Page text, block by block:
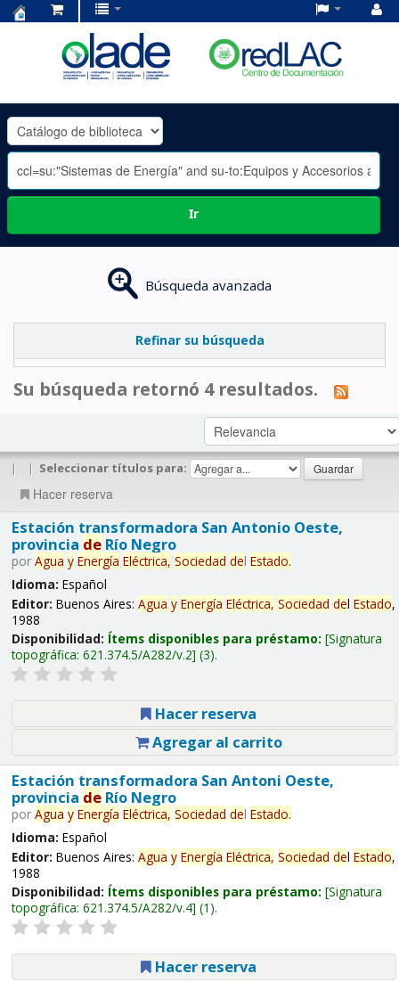
OLADE
-
Ir
Búsqueda avanzada
Refinar su búsqueda
Su búsqueda retornó 4 resultados.
| | Seleccionar títulos para:
Hacer reserva
Estación transformadora San Antonio Oeste,
provincia deRío Negro
por Agua y Energía Eléctrica, Sociedad del Estado.
Idioma: Español
Editor: Buenos Aires: Agua y Energía Eléctrica, Sociedad del Estado,
1988
Disponibilidad: Ítems disponibles para préstamo: Signatura
topográfica: 621.374.5/A282/v.2 (3).
Hacer reserva
Agregar al carrito
Estación transformadora San Antoni Oeste,
provincia deRío Negro
por Agua y Energía Eléctrica, Sociedad del Estado.
Idioma: Español
Editor: Buenos Aires: Agua y Energía Eléctrica, Sociedad del Estado,
1988
Disponibilidad: Ítems disponibles para préstamo: Signatura
topográfica: 621.374.5/A282/v.4 (1).
Hacer reserva